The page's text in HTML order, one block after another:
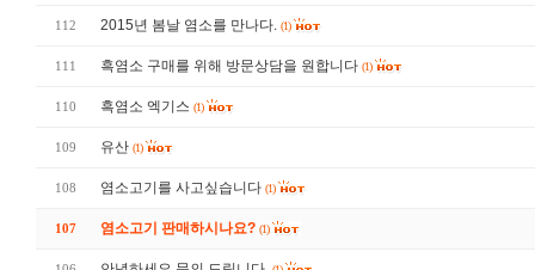
112 2015년 봄날 염소를 만나다. (1)
111 흑염소 구매를 위해 방문상담을 원합니다 (1)
110 흑염소 엑기스 (1)
109 유산 (1)
108 염소고기를 사고싶습니다 (1)
107 염소고기 판매하시나요? (1)